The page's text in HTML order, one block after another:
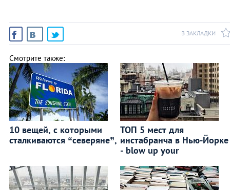
В ЗАКЛАДКИ
Смотрите также:
10 вещей, с которыми
сталкиваются “северяне”,
ТОП 5 мест для
инстабранча в Нью-Йорке
- blow up your